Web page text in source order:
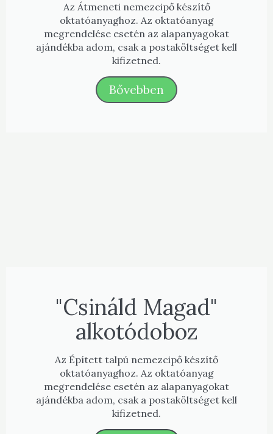
Az Átmeneti nemezcipő készítő
oktatóanyaghoz. Az oktatóanyag
megrendelése esetén az alapanyagokat
ajándékba adom, csak a postaköltséget kell
kifizetned.
Bővebben
"Csináld Magad"
alkotódoboz
Az Épített talpú nemezcipő készítő
oktatóanyaghoz. Az oktatóanyag
megrendelése esetén az alapanyagokat
ajándékba adom, csak a postaköltséget kell
kifizetned.